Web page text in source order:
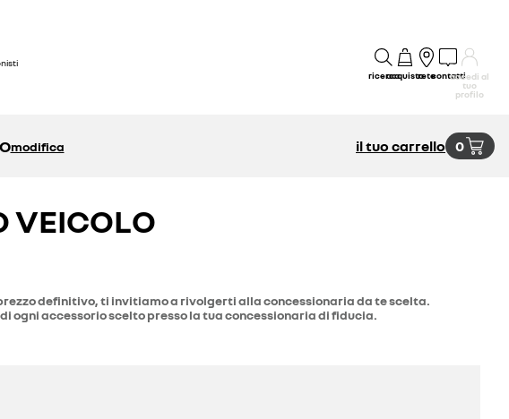
ricercaacquistoretecontattiaccedi al
tuo
profilo
modifica il tuo carrello 0
VEICOLO
definitivo, ti invitiamo a rivolgerti alla concessionaria da te scelta.
accessorio scelto presso la tua concessionaria di fiducia.